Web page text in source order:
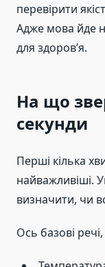
перевірити
Адже мова йде
для здоров’я.
На що
секунди
Перші кілька
найважливіші.
визначити, чи
Ось базові